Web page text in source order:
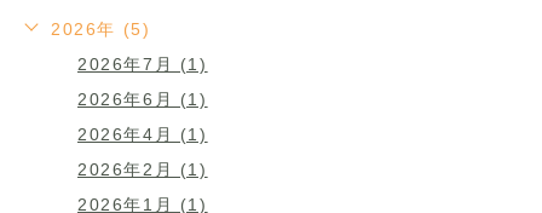
2026年 (5)
2026年7月 (1)
2026年6月 (1)
2026年4月 (1)
2026年2月 (1)
2026年1月 (1)